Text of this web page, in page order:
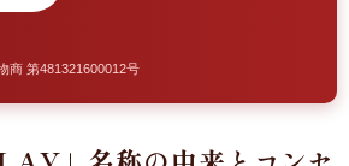
商 第481321600012号